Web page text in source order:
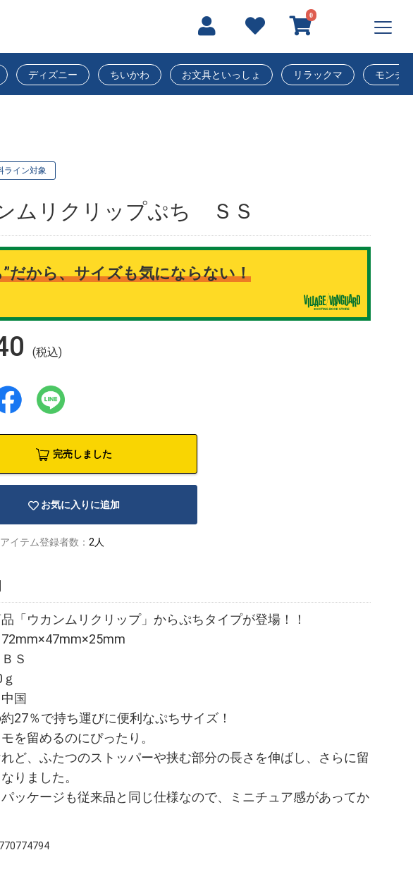
0
ディズニー ちいかわ お文具といっしょ リラックマ モンチ
ライン対象
ムリクリップぷち ＳＳ
”だから、サイズも気にならない！
(税込)
完売しました
お気に入りに追加
イテム登録者数： 2人
「ウカンムリクリップ」からぷちタイプが登場！！
Ｓ
国
27％で持ち運びに便利なぷちサイズ！
を留めるのにぴったり。
ど、ふたつのストッパーや挟む部分の長さを伸ばし、さらに留
りました。
ッケージも従来品と同じ仕様なので、ミニチュア感があってか